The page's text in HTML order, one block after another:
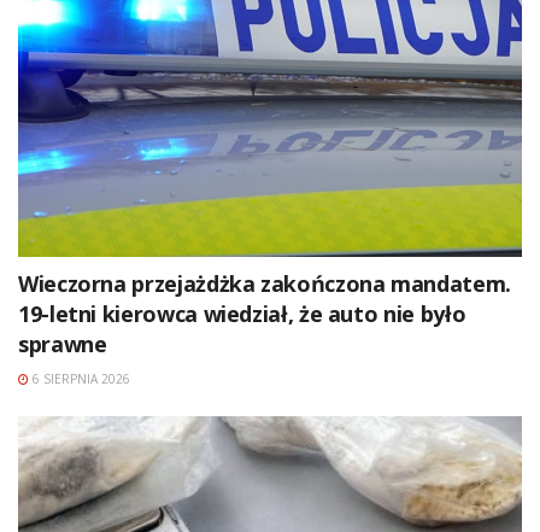
Wieczorna przejażdżka zakończona mandatem.
19-letni kierowca wiedział, że auto nie było
sprawne
6 SIERPNIA 2026